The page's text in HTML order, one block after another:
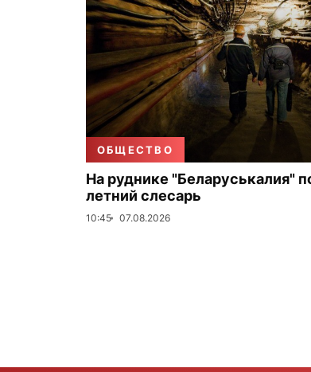
ОБЩЕСТВО
На руднике "Беларуськалия"
летний слесарь
10:45 07.08.2026